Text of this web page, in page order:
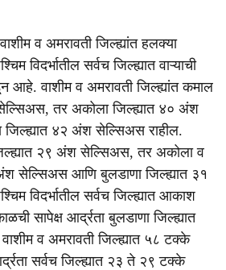
व अमरावती जिल्ह्यांत हलक्या
विदर्भातील सर्वच जिल्ह्यात वाऱ्याची
आहे. वाशीम व अमरावती जिल्ह्यांत कमाल
तर अकोला जिल्ह्यात ४० अंश
४२ अंश सेल्सिअस राहील.
२९ अंश सेल्सिअस, तर अकोला व
सेल्सिअस आणि बुलडाणा जिल्ह्यात ३१
विदर्भातील सर्वच जिल्ह्यात आकाश
सापेक्ष आर्द्रता बुलडाणा जिल्ह्यात
व अमरावती जिल्ह्यात ५८ टक्के
सर्वच जिल्ह्यात २३ ते २९ टक्के